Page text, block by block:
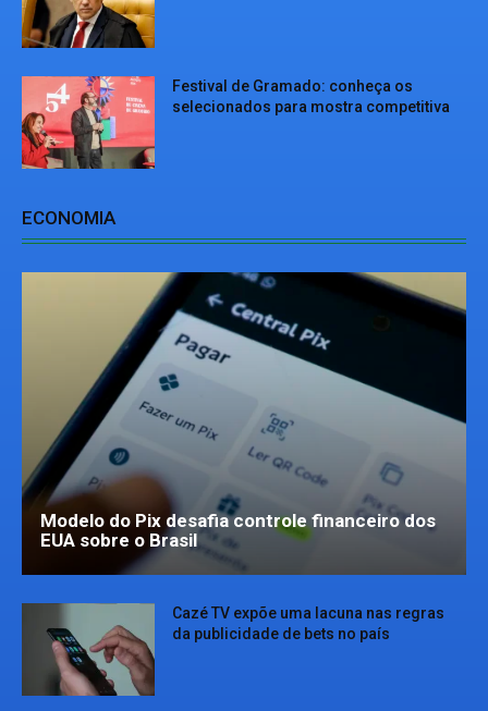
Festival de Gramado: conheça os
selecionados para mostra competitiva
ECONOMIA
Modelo do Pix desafia controle financeiro dos
EUA sobre o Brasil
Cazé TV expõe uma lacuna nas regras
da publicidade de bets no país